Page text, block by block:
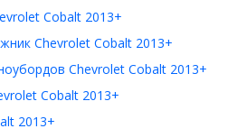
Cobalt 2013+
Chevrolet Cobalt 2013+
Chevrolet Cobalt 2013+
Cobalt 2013+
2013+